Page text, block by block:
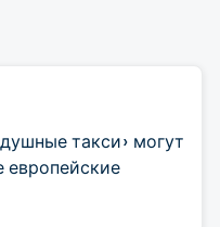
такси» могут
европейские